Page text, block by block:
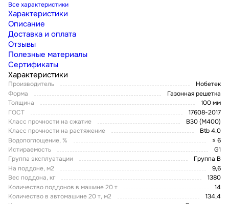
Все характеристики
Характеристики
Описание
Доставка и оплата
Отзывы
Полезные материалы
Сертификаты
Характеристики
Производитель
Нобетек
Форма
Газонная решетка
Толщина
100 мм
ГОСТ
17608-2017
Класс прочности на сжатие
В30 (М400)
Класс прочности на растяжение
Btb 4.0
Водопоглощение, %
≤ 6
Истираемость
G1
Группа эксплуатации
Группа В
На поддоне, м2
9,6
Вес поддона, кг
1380
Количество поддонов в машине 20 т
14
Количество в автомашине 20 т, м2
134,4